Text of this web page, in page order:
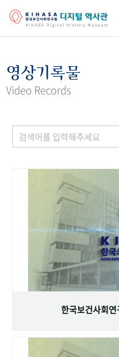
걸어온 길 기관 변천사
정책과 연구 키워드로 보
기록물 아카이브
사진 아카이브 문서 기록
주년 기념
성과 50선 숫자로 보는 50
VR 역사관
영상기록물
Video Records
한국보건사회